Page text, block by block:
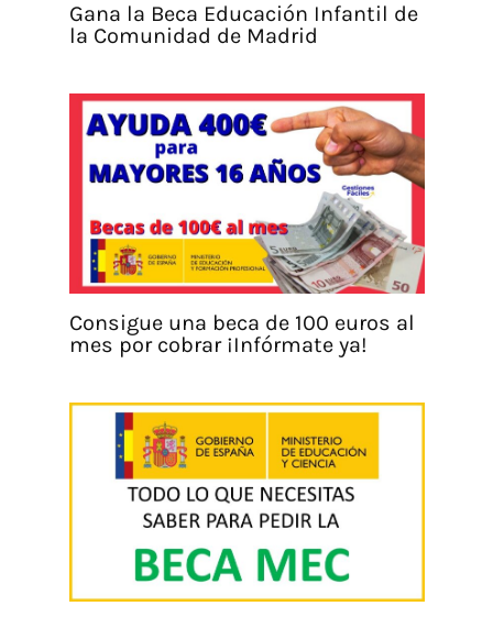
Gana la Beca Educación Infantil de
la Comunidad de Madrid
Consigue una beca de 100 euros al
mes por cobrar ¡Infórmate ya!